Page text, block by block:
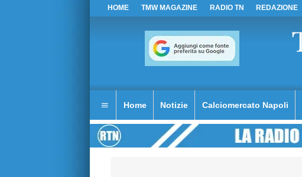
HOME TMW MAGAZINE RADIO TN REDAZIONE
Home Notizie Calciomercato Napoli